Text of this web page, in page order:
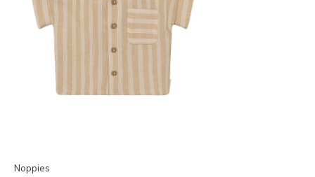
Noppies